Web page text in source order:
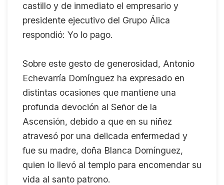
castillo y de inmediato el empresario y
presidente ejecutivo del Grupo Álica
respondió: Yo lo pago.
Sobre este gesto de generosidad, Antonio
Echevarría Domínguez ha expresado en
distintas ocasiones que mantiene una
profunda devoción al Señor de la
Ascensión, debido a que en su niñez
atravesó por una delicada enfermedad y
fue su madre, doña Blanca Domínguez,
quien lo llevó al templo para encomendar su
vida al santo patrono.